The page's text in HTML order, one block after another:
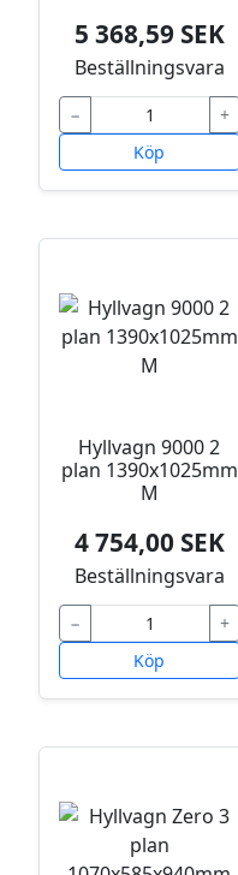
5 368,59 SEK
Beställningsvara
−
+
Köp
Hyllvagn 9000 2
plan 1390x1025mm
M
4 754,00 SEK
Beställningsvara
−
+
Köp